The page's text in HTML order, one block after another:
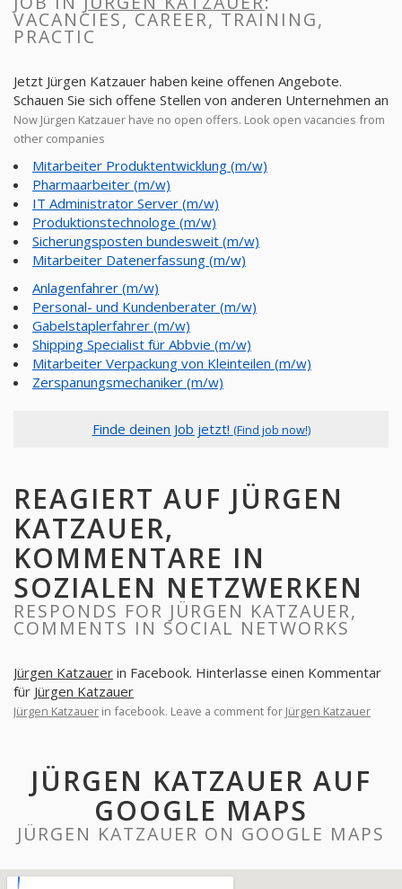
VACANCIES, CAREER, TRAINING,
PRACTIC
Jetzt Jürgen Katzauer haben keine offenen Angebote.
Schauen Sie sich offene Stellen von anderen Unternehmen an
Now Jürgen Katzauer have no open offers. Look open vacancies from
other companies
Mitarbeiter Produktentwicklung (m/w)
Pharmaarbeiter (m/w)
IT Administrator Server (m/w)
Produktionstechnologe (m/w)
Sicherungsposten bundesweit (m/w)
Mitarbeiter Datenerfassung (m/w)
Anlagenfahrer (m/w)
Personal- und Kundenberater (m/w)
Gabelstaplerfahrer (m/w)
Shipping Specialist für Abbvie (m/w)
Mitarbeiter Verpackung von Kleinteilen (m/w)
Zerspanungsmechaniker (m/w)
Finde deinen Job jetzt! (Find job now!)
REAGIERT AUF JÜRGEN
KATZAUER,
KOMMENTARE IN
SOZIALEN NETZWERKEN
RESPONDS FOR JÜRGEN KATZAUER,
COMMENTS IN SOCIAL NETWORKS
Jürgen Katzauer in Facebook. Hinterlasse einen Kommentar
für Jürgen Katzauer
Jürgen Katzauer in facebook. Leave a comment for Jürgen Katzauer
JÜRGEN KATZAUER AUF
GOOGLE MAPS
JÜRGEN KATZAUER ON GOOGLE MAPS